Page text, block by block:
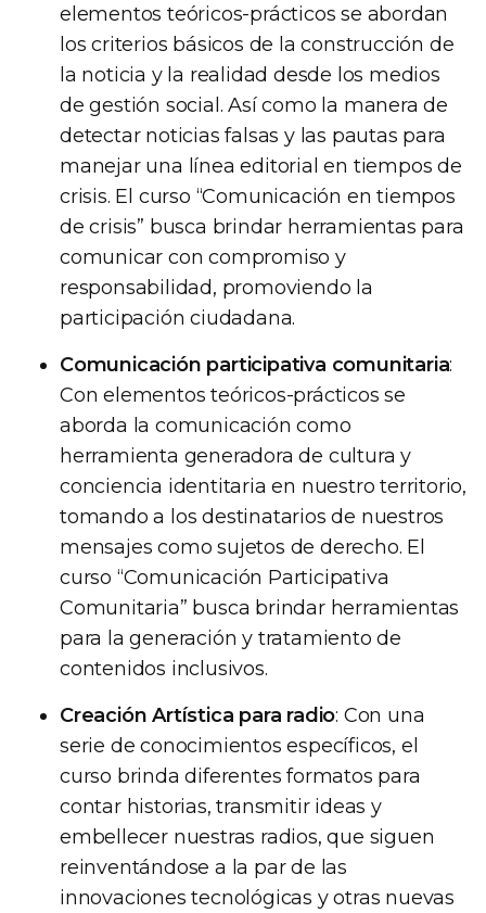
elementos teóricos-prácticos se abordan
los criterios básicos de la construcción de
la noticia y la realidad desde los medios
de gestión social. Así como la manera de
detectar noticias falsas y las pautas para
manejar una línea editorial en tiempos de
crisis. El curso “Comunicación en tiempos
de crisis” busca brindar herramientas para
comunicar con compromiso y
responsabilidad, promoviendo la
participación ciudadana.
Comunicación participativa comunitaria:
Con elementos teóricos-prácticos se
aborda la comunicación como
herramienta generadora de cultura y
conciencia identitaria en nuestro territorio,
tomando a los destinatarios de nuestros
mensajes como sujetos de derecho. El
curso “Comunicación Participativa
Comunitaria” busca brindar herramientas
para la generación y tratamiento de
contenidos inclusivos.
Creación Artística para radio: Con una
serie de conocimientos específicos, el
curso brinda diferentes formatos para
contar historias, transmitir ideas y
embellecer nuestras radios, que siguen
reinventándose a la par de las
innovaciones tecnológicas y otras nuevas